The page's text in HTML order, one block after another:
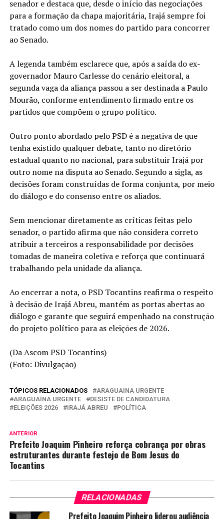
senador e destaca que, desde o início das negociações
para a formação da chapa majoritária, Irajá sempre foi
tratado como um dos nomes do partido para concorrer
ao Senado.
A legenda também esclarece que, após a saída do ex-
governador Mauro Carlesse do cenário eleitoral, a
segunda vaga da aliança passou a ser destinada a Paulo
Mourão, conforme entendimento firmado entre os
partidos que compõem o grupo político.
Outro ponto abordado pelo PSD é a negativa de que
tenha existido qualquer debate, tanto no diretório
estadual quanto no nacional, para substituir Irajá por
outro nome na disputa ao Senado. Segundo a sigla, as
decisões foram construídas de forma conjunta, por meio
do diálogo e do consenso entre os aliados.
Sem mencionar diretamente as críticas feitas pelo
senador, o partido afirma que não considera correto
atribuir a terceiros a responsabilidade por decisões
tomadas de maneira coletiva e reforça que continuará
trabalhando pela unidade da aliança.
Ao encerrar a nota, o PSD Tocantins reafirma o respeito
à decisão de Irajá Abreu, mantém as portas abertas ao
diálogo e garante que seguirá empenhado na construção
do projeto político para as eleições de 2026.
(Da Ascom PSD Tocantins)
(Foto: Divulgação)
TÓPICOS RELACIONADOS
ARAGUAINA URGENTE
ARAGUAÍNA URGENTE
DESISTE DE CANDIDATURA
ELEIÇÕES 2026
IRAJÁ ABREU POLÍTICA
ANTERIOR
Prefeito Joaquim Pinheiro reforça cobrança por obras
estruturantes durante festejo de Bom Jesus do
Tocantins
RELACIONADAS
Prefeito Joaquim Pinheiro liderou audiência